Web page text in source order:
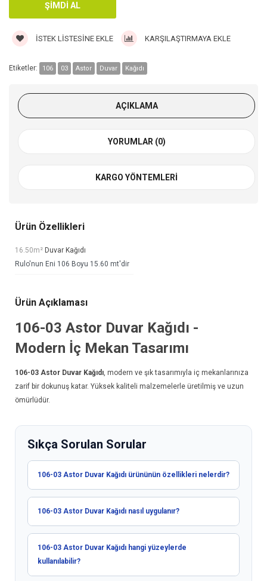
İSTEK LISTESINE EKLE KARŞILAŞTIRMAYA EKLE
Etiketler: 106 03 Astor Duvar Kağıdı
AÇIKLAMA
YORUMLAR (0)
KARGO YÖNTEMLERI
Ürün Özellikleri
16.50m² Duvar Kağıdı
Rulo'nun Eni 106 Boyu 15.60 mt'dir
Ürün Açıklaması
106-03 Astor Duvar Kağıdı -
Modern İç Mekan Tasarımı
106-03 Astor Duvar Kağıdı , modern ve şık tasarımıyla iç mekanlarınıza
zarif bir dokunuş katar. Yüksek kaliteli malzemelerle üretilmiş ve uzun
ömürlüdür.
Sıkça Sorulan Sorular
106-03 Astor Duvar Kağıdı ürününün özellikleri nelerdir?
106-03 Astor Duvar Kağıdı nasıl uygulanır?
106-03 Astor Duvar Kağıdı hangi yüzeylerde
kullanılabilir?